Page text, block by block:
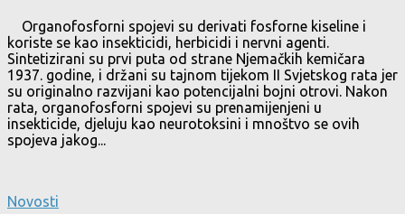
Organofosforni spojevi su derivati fosforne kiseline i
koriste se kao insekticidi, herbicidi i nervni agenti.
Sintetizirani su prvi puta od strane Njemačkih kemičara
1937. godine, i držani su tajnom tijekom II Svjetskog rata jer
su originalno razvijani kao potencijalni bojni otrovi. Nakon
rata, organofosforni spojevi su prenamijenjeni u
insekticide, djeluju kao neurotoksini i mnoštvo se ovih
spojeva jakog...
Novosti